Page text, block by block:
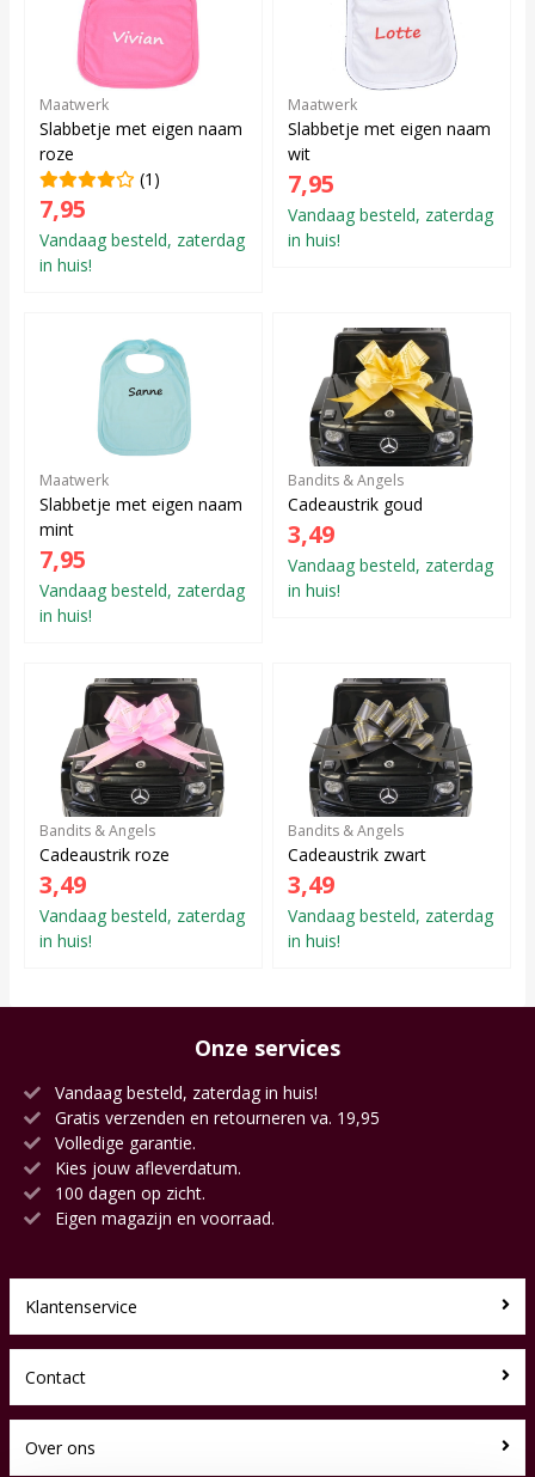
Maatwerk
Slabbetje met eigen naam
roze
(1)
7,95
Vandaag besteld, zaterdag
in huis!
Maatwerk
Slabbetje met eigen naam
wit
7,95
Vandaag besteld, zaterdag
in huis!
Maatwerk
Slabbetje met eigen naam
mint
7,95
Vandaag besteld, zaterdag
in huis!
Bandits & Angels
Cadeaustrik goud
3,49
Vandaag besteld, zaterdag
in huis!
Bandits & Angels
Cadeaustrik roze
3,49
Vandaag besteld, zaterdag
in huis!
Bandits & Angels
Cadeaustrik zwart
3,49
Vandaag besteld, zaterdag
in huis!
Onze services
Vandaag besteld, zaterdag in huis!
Gratis verzenden en retourneren va. 19,95
Volledige garantie.
Kies jouw afleverdatum.
100 dagen op zicht.
Eigen magazijn en voorraad.
Klantenservice
Contact
Over ons